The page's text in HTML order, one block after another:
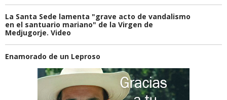
La Santa Sede lamenta "grave acto de vandalismo
en el santuario mariano" de la Virgen de
Medjugorje. Video
Enamorado de un Leproso